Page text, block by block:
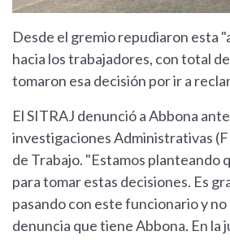
Desde el gremio repudiaron esta
hacia los trabajadores, con total
tomaron esa decisión por ir a
El SITRAJ denunció a Abbona
investigaciones Administrativas
de Trabajo. "Estamos planteando
para tomar estas decisiones. Es
pasando con este funcionario y no
denuncia que tiene Abbona. En la